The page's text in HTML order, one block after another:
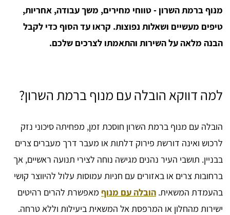
מנוף ברמת השרון - טווחי מחירים, משך עבודה, אחריות,
טיפים מעשיים ושאלות נפוצות. קראו עד הסוף כדי לקבל
הבנה מלאה על השירות והתאמתו לצרכים שלכם.
למה דווקא הובלה עם מנוף ברמת השרון?
הובלה עם מנוף ברמת השרון חוסכת זמן, מפחיתה סיכוני נזק
לרכוש ואינה דורשת פירוק דלתות או מעבר דרך מעברים צרים
בבניין. תושבי העיר נהנים מגישה נוחה לצירי תנועה ראשיים, אך
ברחובות צרים או באזורים עם חניות עמוסות עלול להיווצר קושי
בהעמדת המשאית. הובלה עם מנוף מאפשרת להרים רהיטים
ישירות מהחלון או המרפסת אל המשאית ביעילות וללא טרחה.